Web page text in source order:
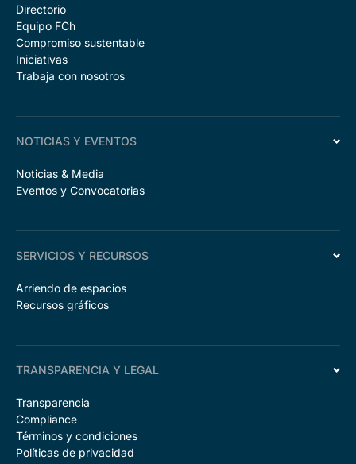
Directorio
Equipo FCh
Compromiso sustentable
Iniciativas
Trabaja con nosotros
NOTICIAS Y EVENTOS
Noticias & Media
Eventos y Convocatorias
SERVICIOS Y RECURSOS
Arriendo de espacios
Recursos gráficos
TRANSPARENCIA Y LEGAL
Transparencia
Compliance
Términos y condiciones
Políticas de privacidad